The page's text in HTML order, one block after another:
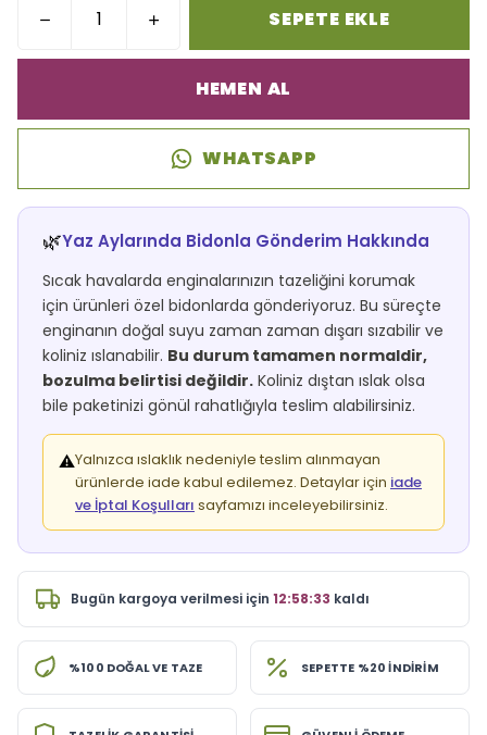
SEPETE EKLE
HEMEN AL
WHATSAPP
🌿Yaz Aylarında Bidonla Gönderim Hakkında
Sıcak havalarda enginalarınızın tazeliğini korumak
için ürünleri özel bidonlarda gönderiyoruz. Bu süreçte
enginanın doğal suyu zaman zaman dışarı sızabilir ve
koliniz ıslanabilir. Bu durum tamamen normaldir,
bozulma belirtisi değildir. Koliniz dıştan ıslak olsa
bile paketinizi gönül rahatlığıyla teslim alabilirsiniz.
⚠️Yalnızca ıslaklık nedeniyle teslim alınmayan
ürünlerde iade kabul edilemez. Detaylar için iade
ve İptal Koşulları sayfamızı inceleyebilirsiniz.
Bugün kargoya verilmesi için 12:58:33 kaldı
%100 DOĞAL VE TAZE SEPETTE %20 İNDİRİM